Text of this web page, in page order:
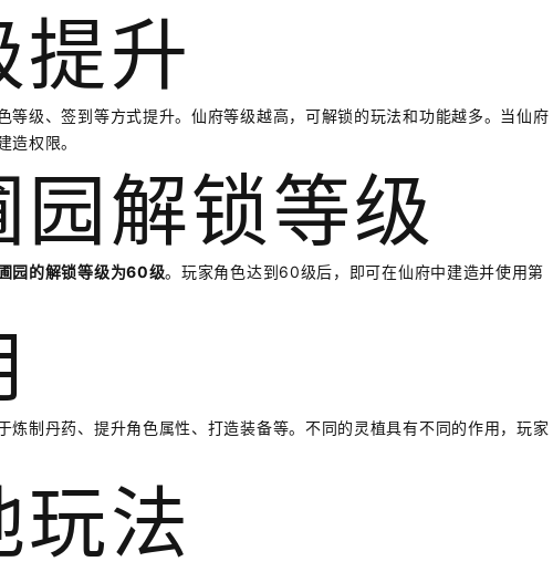
提升
等级、签到等方式提升。仙府等级越高，可解锁的玩法和功能越多。当仙府
造权限。
园解锁等级
园的解锁等级为60级。玩家角色达到60级后，即可在仙府中建造并使用第
炼制丹药、提升角色属性、打造装备等。不同的灵植具有不同的作用，玩家
玩法